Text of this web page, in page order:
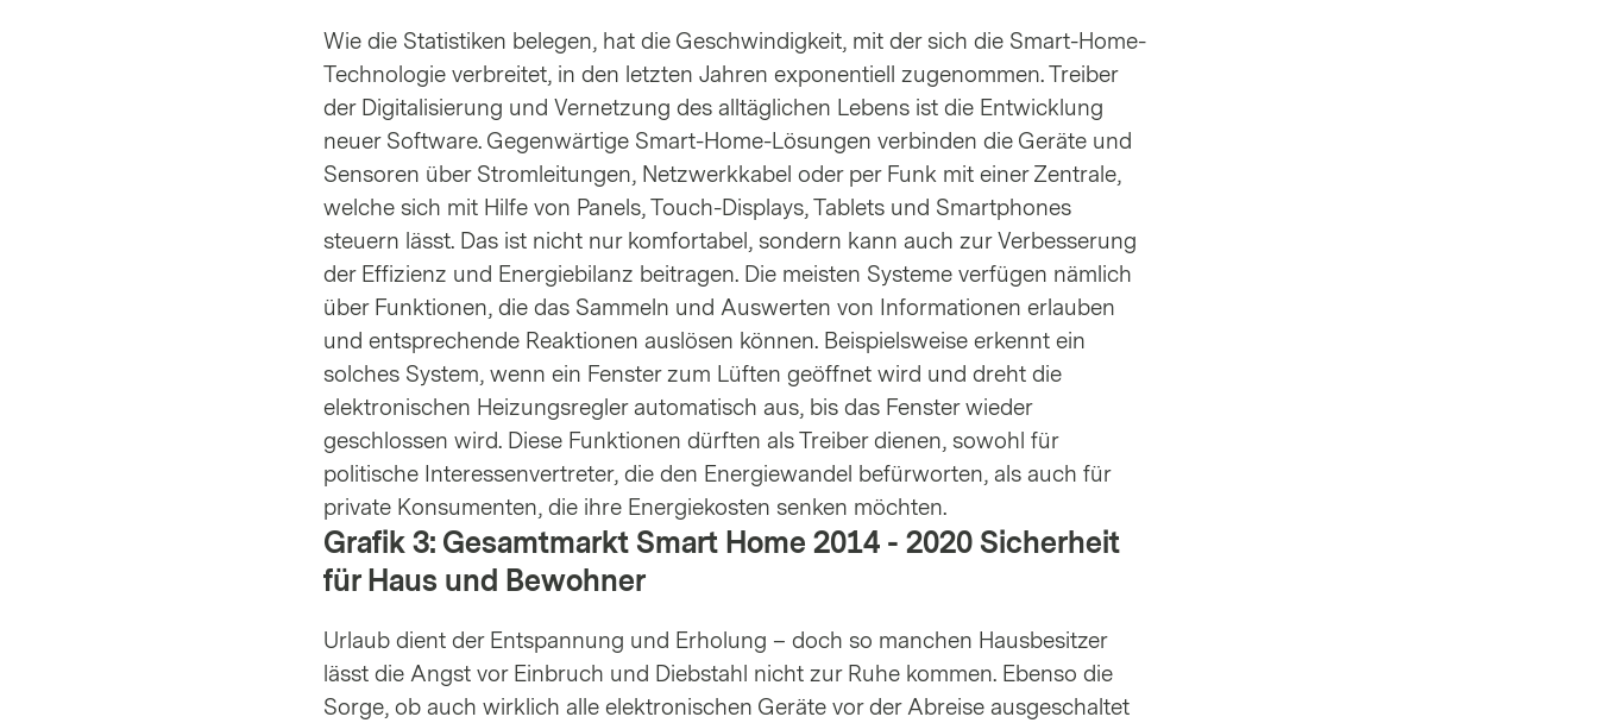
Wie die Statistiken belegen, hat die Geschwindigkeit, mit der sich die Smart-Home-
Technologie verbreitet, in den letzten Jahren exponentiell zugenommen. Treiber
der Digitalisierung und Vernetzung des alltäglichen Lebens ist die Entwicklung
neuer Software. Gegenwärtige Smart-Home-Lösungen verbinden die Geräte und
Sensoren über Stromleitungen, Netzwerkkabel oder per Funk mit einer Zentrale,
welche sich mit Hilfe von Panels, Touch-Displays, Tablets und Smartphones
steuern lässt. Das ist nicht nur komfortabel, sondern kann auch zur Verbesserung
der Effizienz und Energiebilanz beitragen. Die meisten Systeme verfügen nämlich
über Funktionen, die das Sammeln und Auswerten von Informationen erlauben
und entsprechende Reaktionen auslösen können. Beispielsweise erkennt ein
solches System, wenn ein Fenster zum Lüften geöffnet wird und dreht die
elektronischen Heizungsregler automatisch aus, bis das Fenster wieder
geschlossen wird. Diese Funktionen dürften als Treiber dienen, sowohl für
politische Interessenvertreter, die den Energiewandel befürworten, als auch für
private Konsumenten, die ihre Energiekosten senken möchten.
Grafik 3: Gesamtmarkt Smart Home 2014 - 2020 Sicherheit
für Haus und Bewohner
Urlaub dient der Entspannung und Erholung – doch so manchen Hausbesitzer
lässt die Angst vor Einbruch und Diebstahl nicht zur Ruhe kommen. Ebenso die
Sorge, ob auch wirklich alle elektronischen Geräte vor der Abreise ausgeschaltet